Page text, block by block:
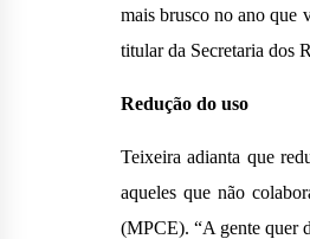
mais brusco no ano que
titular da Secretaria dos
Redução do uso
Teixeira adianta que
aqueles que não
(MPCE). “A gente quer